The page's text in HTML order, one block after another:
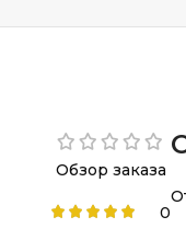
Обзор заказа
0